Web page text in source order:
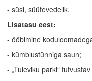
- süsi, süütevedelik.
Lisatasu eest:
- ööbimine
- kümblustünniga saun;
- „Tuleviku parki“